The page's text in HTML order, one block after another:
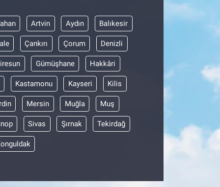
Artvin Aydın Balıkesir
Çankırı Çorum Denizli
Gümüşhane Hakkâri
Kastamonu Kayseri Kilis
Mersin Muğla Muş
Sivas Şırnak Tekirdağ